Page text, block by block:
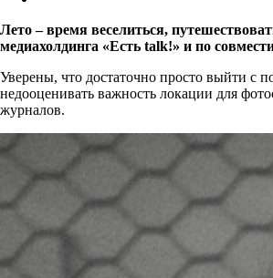
Лето – время веселиться,
медиахолдинга «Есть talk!» и по
Уверены, что достаточно просто выйти с
недооценивать важность локации для
журналов.